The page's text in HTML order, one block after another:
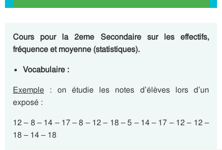
Cours pour la 2eme Secondaire sur les effectifs,
fréquence et moyenne (statistiques).
Vocabulaire :
Exemple : on étudie les notes d’élèves lors d’un
exposé :
12 – 8 – 14 – 17 – 8 – 12 – 18 – 5 – 14 – 17 – 12 – 12 –
18 – 14 – 18